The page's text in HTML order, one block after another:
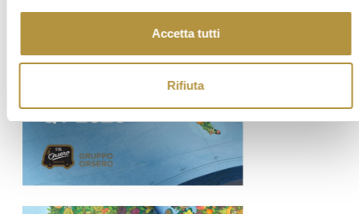
Accetta tutti
Rifiuta